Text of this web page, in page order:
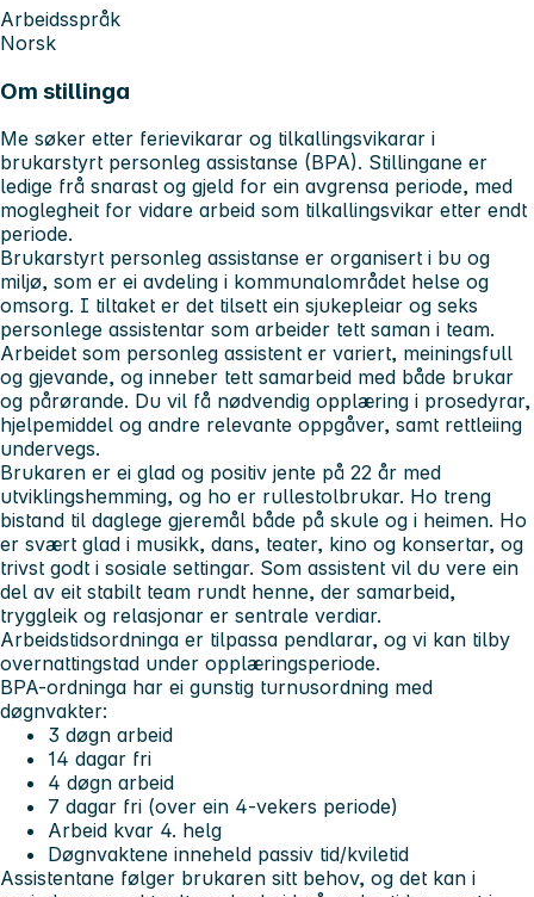
Arbeidsspråk
Norsk
Om stillinga
Me søker etter ferievikarar og tilkallingsvikarar i
brukarstyrt personleg assistanse (BPA). Stillingane er
ledige frå snarast og gjeld for ein avgrensa periode, med
moglegheit for vidare arbeid som tilkallingsvikar etter endt
periode.
Brukarstyrt personleg assistanse er organisert i bu og
miljø, som er ei avdeling i kommunalområdet helse og
omsorg. I tiltaket er det tilsett ein sjukepleiar og seks
personlege assistentar som arbeider tett saman i team.
Arbeidet som personleg assistent er variert, meiningsfull
og gjevande, og inneber tett samarbeid med både brukar
og pårørande. Du vil få nødvendig opplæring i prosedyrar,
hjelpemiddel og andre relevante oppgåver, samt rettleiing
undervegs.
Brukaren er ei glad og positiv jente på 22 år med
utviklingshemming, og ho er rullestolbrukar. Ho treng
bistand til daglege gjeremål både på skule og i heimen. Ho
er svært glad i musikk, dans, teater, kino og konsertar, og
trivst godt i sosiale settingar. Som assistent vil du vere ein
del av eit stabilt team rundt henne, der samarbeid,
tryggleik og relasjonar er sentrale verdiar.
Arbeidstidsordninga er tilpassa pendlarar, og vi kan tilby
overnattingstad under opplæringsperiode.
BPA-ordninga har ei gunstig turnusordning med
døgnvakter:
3 døgn arbeid
14 dagar fri
4 døgn arbeid
7 dagar fri (over ein 4-vekers periode)
Arbeid kvar 4. helg
Døgnvaktene inneheld passiv tid/kviletid
Assistentane følger brukaren sitt behov, og det kan i